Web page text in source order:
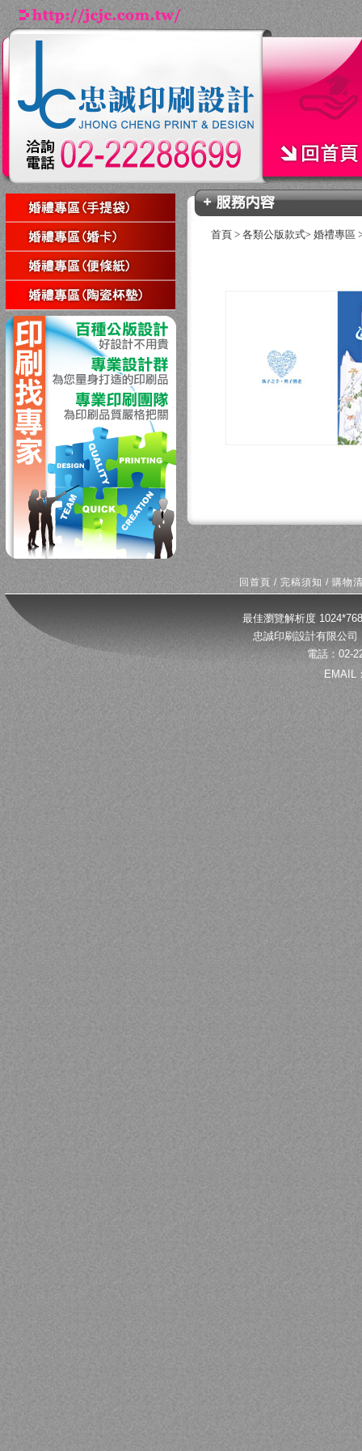
首頁 >各類公版款式> 婚禮專區
回首頁 /完稿須知 /購物
最佳瀏覽解析度
忠誠印刷設計有限公
電話：02-
EMAIL